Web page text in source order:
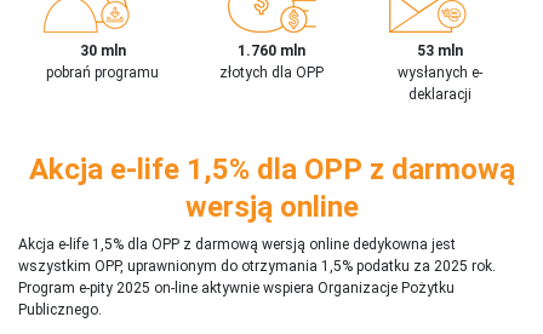
30 mln
pobrań programu
1.760 mln
złotych dla OPP
53 mln
wysłanych e-
deklaracji
Akcja e-life 1,5% dla OPP z darmową
wersją online
Akcja e-life 1,5% dla OPP z darmową wersją online dedykowna jest
wszystkim OPP, uprawnionym do otrzymania 1,5% podatku za 2025 rok.
Program e-pity 2025 on-line aktywnie wspiera Organizacje Pożytku
Publicznego.